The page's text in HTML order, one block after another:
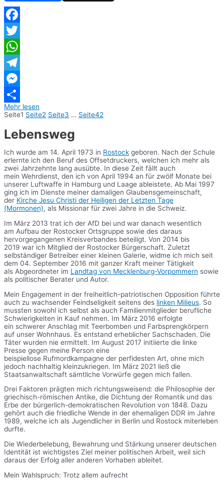
Facebook
Twitter
WhatsApp
Telegram
Messenger
Teilen
Mehr lesen
Seite1 Seite2 Seite3 … Seite42
Lebensweg
Ich wurde am 14. April 1973 in Rostock geboren. Nach der Schule
erlernte ich den Beruf des Offsetdruckers, welchen ich mehr als
zwei Jahrzehnte lang ausübte. In diese Zeit fällt auch
mein Wehrdienst, den ich von April 1994 an für zwölf Monate bei
unserer Luftwaffe in Hamburg und Laage ableistete. Ab Mai 1997
ging ich im Dienste meiner damaligen Glaubensgemeinschaft,
der Kirche Jesu Christi der Heiligen der Letzten Tage
(Mormonen), als Missionar für zwei Jahre in die Schweiz.
Im März 2013 trat ich der AfD bei und war danach wesentlich
am Aufbau der Rostocker Ortsgruppe sowie des daraus
hervorgegangenen Kreisverbandes beteiligt. Von 2014 bis
2019 war ich Mitglied der Rostocker Bürgerschaft. Zuletzt
selbständiger Betreiber einer kleinen Galerie, widme ich mich seit
dem 04. September 2016 mit ganzer Kraft meiner Tätigkeit
als Abgeordneter im Landtag von Mecklenburg-Vorpommern sowie
als politischer Berater und Autor.
Mein Engagement in der freiheitlich-patriotischen Opposition führte
auch zu wachsender Feindseligkeit seitens des linken Milieus. So
mussten sowohl ich selbst als auch Familienmitglieder berufliche
Schwierigkeiten in Kauf nehmen. Im März 2016 erfolgte
ein schwerer Anschlag mit Teerbomben und Farbsprengkörpern
auf unser Wohnhaus. Es entstand erheblicher Sachschaden. Die
Täter wurden nie ermittelt. Im August 2017 initiierte die linke
Presse gegen meine Person eine
beispiellose Rufmordkampagne der perfidesten Art, ohne mich
jedoch nachhaltig kleinzukriegen. Im März 2021 ließ die
Staatsanwaltschaft sämtliche Vorwürfe gegen mich fallen.
Drei Faktoren prägten mich richtungsweisend: die Philosophie der
griechisch-römischen Antike, die Dichtung der Romantik und das
Erbe der bürgerlich-demokratischen Revolution von 1848. Dazu
gehört auch die friedliche Wende in der ehemaligen DDR im Jahre
1989, welche ich als Jugendlicher in Berlin und Rostock miterleben
durfte.
Die Wiederbelebung, Bewahrung und Stärkung unserer deutschen
Identität ist wichtigstes Ziel meiner politischen Arbeit, weil sich
daraus der Erfolg aller anderen Vorhaben ableitet.
Mein Wahlspruch: Trotz allem aufrecht